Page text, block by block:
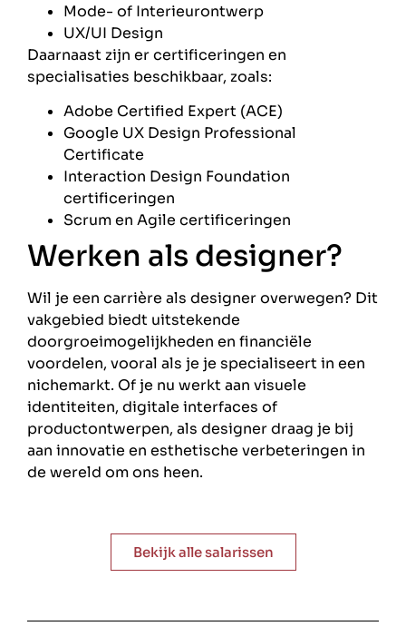
Mode- of Interieurontwerp
UX/UI Design
Daarnaast zijn er certificeringen en
specialisaties beschikbaar, zoals:
Adobe Certified Expert (ACE)
Google UX Design Professional
Certificate
Interaction Design Foundation
certificeringen
Scrum en Agile certificeringen
Werken als designer?
Wil je een carrière als designer overwegen? Dit
vakgebied biedt uitstekende
doorgroeimogelijkheden en financiële
voordelen, vooral als je je specialiseert in een
nichemarkt. Of je nu werkt aan visuele
identiteiten, digitale interfaces of
productontwerpen, als designer draag je bij
aan innovatie en esthetische verbeteringen in
de wereld om ons heen.
Bekijk alle salarissen